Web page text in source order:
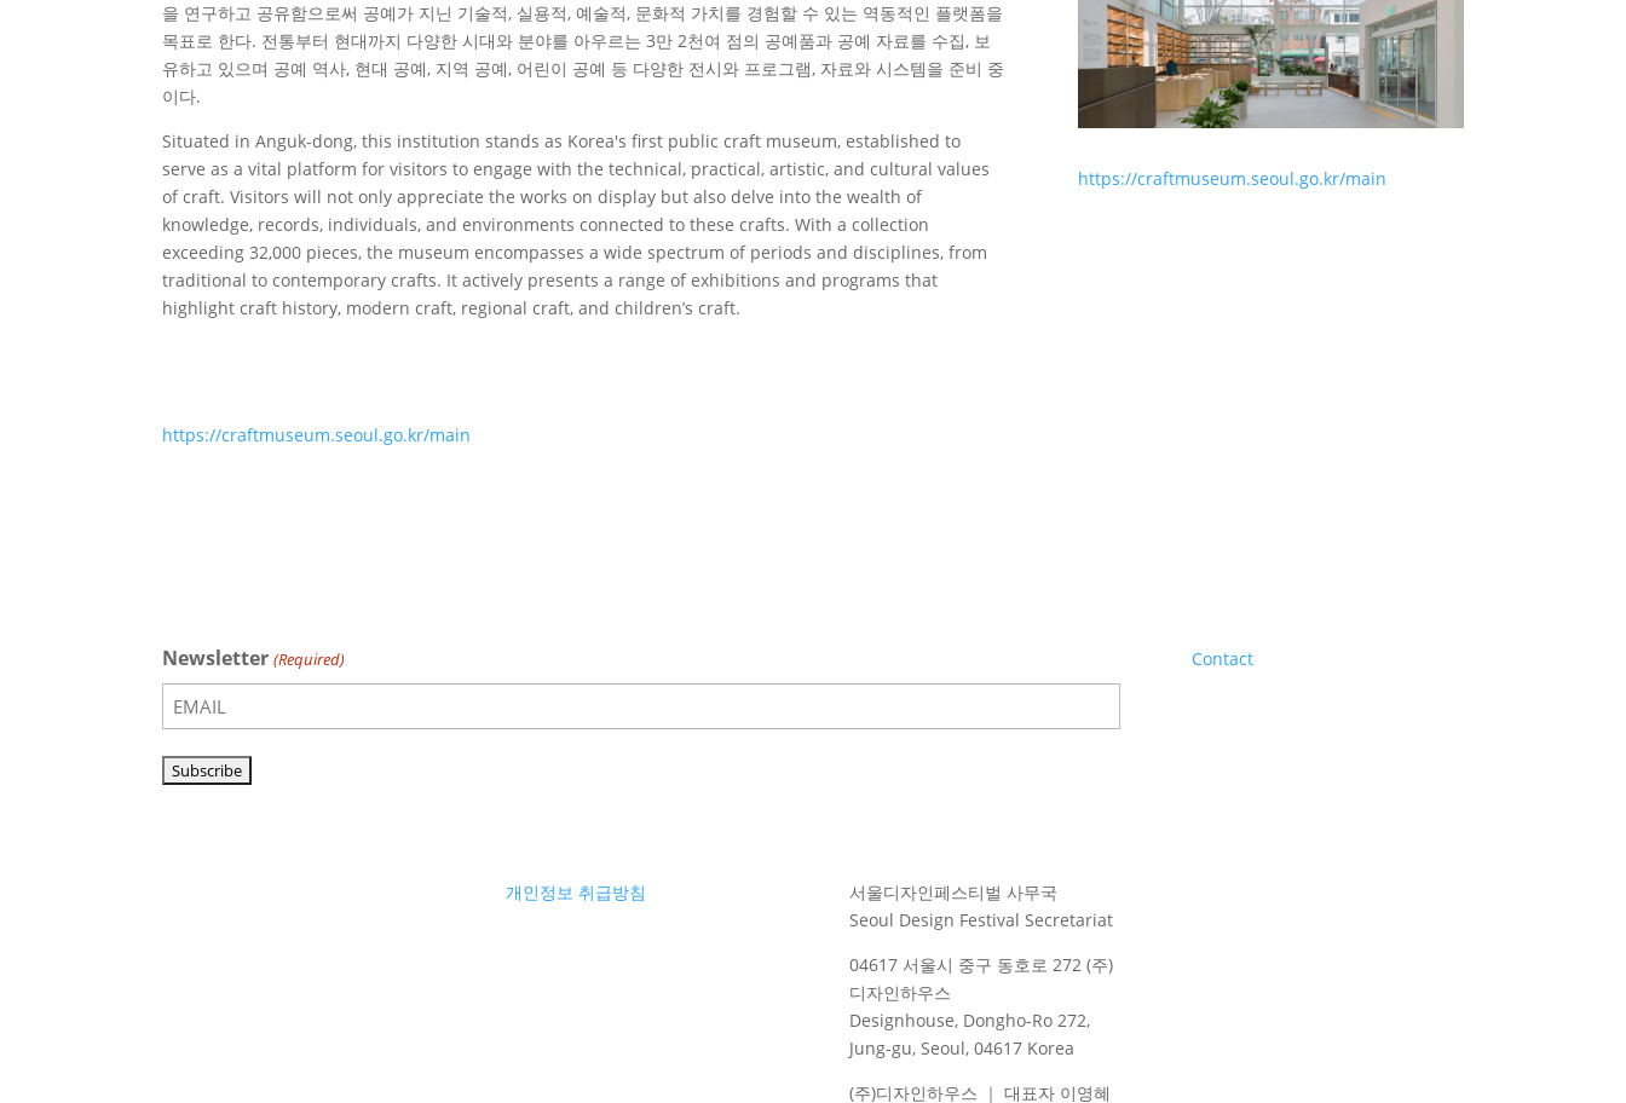
을 연구하고 공유함으로써 공예가 지닌 기술적, 실용적, 예술적, 문화적 가치를 경험할 수 있는 역동적인 플랫폼을
목표로 한다. 전통부터 현대까지 다양한 시대와 분야를 아우르는 3만 2천여 점의 공예품과 공예 자료를 수집, 보
유하고 있으며 공예 역사, 현대 공예, 지역 공예, 어린이 공예 등 다양한 전시와 프로그램, 자료와 시스템을 준비 중
이다.
Situated in Anguk-dong, this institution stands as Korea's first public craft museum, established to
serve as a vital platform for visitors to engage with the technical, practical, artistic, and cultural values
of craft. Visitors will not only appreciate the works on display but also delve into the wealth of
knowledge, records, individuals, and environments connected to these crafts. With a collection
exceeding 32,000 pieces, the museum encompasses a wide spectrum of periods and disciplines, from
traditional to contemporary crafts. It actively presents a range of exhibitions and programs that
highlight craft history, modern craft, regional craft, and children’s craft.
https://craftmuseum.seoul.go.kr/main
https://craftmuseum.seoul.go.kr/main
Newsletter (Required) Contact
개인정보 취급방침
서울디자인페스티벌 사무국
Seoul Design Festival Secretariat
04617 서울시 중구 동호로 272 (주)
디자인하우스
Designhouse, Dongho-Ro 272,
Jung-gu, Seoul, 04617 Korea
(주)디자인하우스 ｜ 대표자 이영혜